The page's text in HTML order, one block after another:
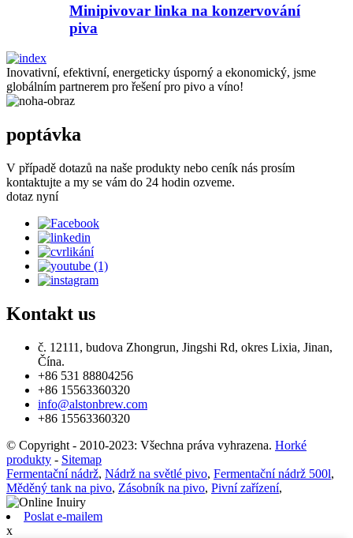
Minipivovar linka na konzervování
piva
Inovativní, efektivní, energeticky úsporný a ekonomický, jsme
globálním partnerem pro řešení pro pivo a víno!
poptávka
V případě dotazů na naše produkty nebo ceník nás prosím
kontaktujte a my se vám do 24 hodin ozveme.
dotaz nyní
Kontakt us
č. 12111, budova Zhongrun, Jingshi Rd, okres Lixia, Jinan,
Čína.
+86 531 88804256
+86 15563360320
info@alstonbrew.com
+86 15563360320
© Copyright - 2010-2023: Všechna práva vyhrazena. Horké
produkty - Sitemap
Fermentační nádrž, Nádrž na světlé pivo, Fermentační nádrž 500l,
Měděný tank na pivo, Zásobník na pivo, Pivní zařízení,
Poslat e-mailem
x